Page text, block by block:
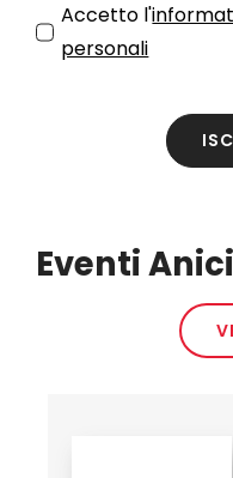
Accetto l'
personali
Eventi